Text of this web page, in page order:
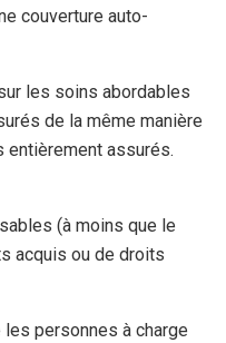
couverture auto-
les soins abordables
de la même manière
entièrement assurés.
(à moins que le
acquis ou de droits
personnes à charge